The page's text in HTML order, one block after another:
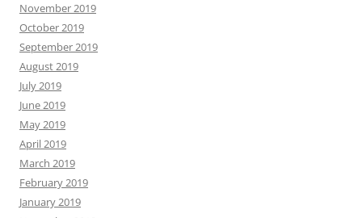
November 2019
October 2019
September 2019
August 2019
July 2019
June 2019
May 2019
April 2019
March 2019
February 2019
January 2019